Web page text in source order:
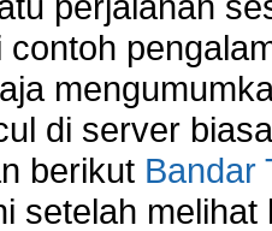
di server
berikut Bandar
setelah